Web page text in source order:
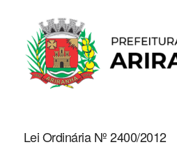
Lei Ordinária Nº 2400/2012